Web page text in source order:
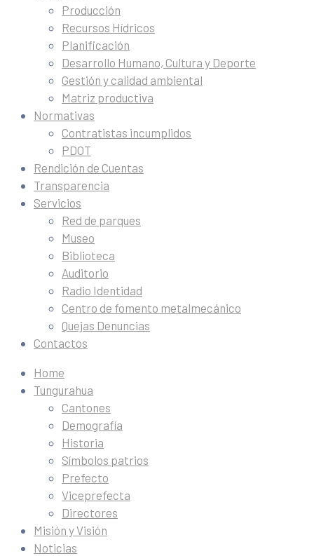
Producción
Recursos Hídricos
Planificación
Desarrollo Humano, Cultura y Deporte
Gestión y calidad ambiental
Matriz productiva
Normativas
Contratistas incumplidos
PDOT
Rendición de Cuentas
Transparencia
Servicios
Red de parques
Museo
Biblioteca
Auditorio
Radio Identidad
Centro de fomento metalmecánico
Quejas Denuncias
Contactos
Home
Tungurahua
Cantones
Demografía
Historia
Símbolos patrios
Prefecto
Viceprefecta
Directores
Misión y Visión
Noticias